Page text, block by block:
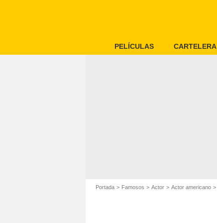
PELÍCULAS CARTELERA
Portada Famosos Actor Actor americano